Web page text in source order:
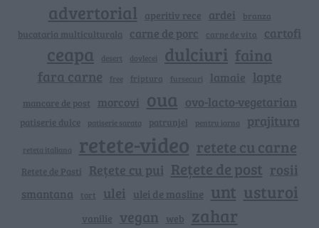
advertorial aperitiv rece ardei branza
bucataria multiculturala carne de porc carne de vita cartofi
ceapa desert dovlecei dulciuri faina
fara carne free friptura fursecuri lamaie lapte
mancare de post morcovi oua ovo-lacto-vegetarian
patiserie dulce patiserie sarata patrunjel pentru iarna prajitura
reteta italiana retete-video retete cu carne
Retete de Pasti Rețete cu pui Rețete de post rosii
smantana tort ulei ulei de masline unt usturoi
vanilie vegan web zahar